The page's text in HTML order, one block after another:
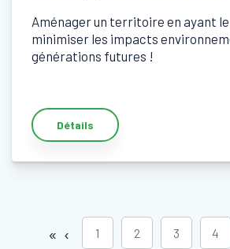
Aménager un territoire en ayant le
minimiser les impacts
générations futures !
Détails
« ‹ 1 2 3 4